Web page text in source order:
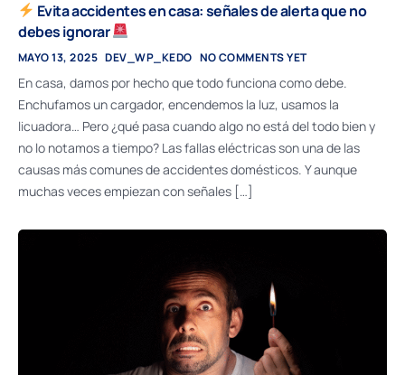
Evita accidentes en casa: señales de alerta que no
debes ignorar
MAYO 13, 2025 DEV_WP_KEDO NO COMMENTS YET
En casa, damos por hecho que todo funciona como debe.
Enchufamos un cargador, encendemos la luz, usamos la
licuadora… Pero ¿qué pasa cuando algo no está del todo bien y
no lo notamos a tiempo? Las fallas eléctricas son una de las
causas más comunes de accidentes domésticos. Y aunque
muchas veces empiezan con señales […]